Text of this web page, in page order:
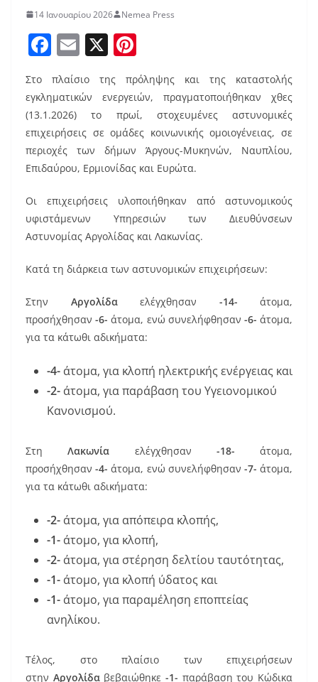
14 Ιανουαρίου 2026 Nemea Press
F
a
c
e
b
o
o
k
E
ai
X
nt
er
e
st
Στο πλαίσιο της πρόληψης και της καταστολής
εγκληματικών ενεργειών, πραγματοποιήθηκαν χθες
(13.1.2026) το πρωί, στοχευμένες αστυνομικές
επιχειρήσεις σε ομάδες κοινωνικής ομοιογένειας, σε
περιοχές των δήμων Άργους-Μυκηνών, Ναυπλίου,
Επιδαύρου, Ερμιονίδας και Ευρώτα.
Οι επιχειρήσεις υλοποιήθηκαν από αστυνομικούς
υφιστάμενων Υπηρεσιών των Διευθύνσεων
Αστυνομίας Αργολίδας και Λακωνίας.
Κατά τη διάρκεια των αστυνομικών επιχειρήσεων:
Στην Αργολίδαελέγχθησαν -14- άτομα,
προσήχθησαν-6- άτομα, ενώ συνελήφθησαν -6- άτομα,
για τα κάτωθι αδικήματα:
-4- άτομα, για κλοπή ηλεκτρικής ενέργειας και
-2- άτομα, για παράβαση του Υγειονομικού
Κανονισμού.
ΣτηΛακωνία ελέγχθησαν -18- άτομα,
προσήχθησαν -4-άτομα, ενώ συνελήφθησαν -7-άτομα,
για τα κάτωθι αδικήματα:
-2- άτομα, για απόπειρα κλοπής,
-1- άτομο, για κλοπή,
-2- άτομα, για στέρηση δελτίου ταυτότητας,
-1- άτομο, για κλοπή ύδατος και
-1- άτομο, για παραμέληση εποπτείας
ανηλίκου.
Τέλος, στο πλαίσιο των επιχειρήσεων
στην Αργολίδα βεβαιώθηκε -1- παράβαση του Κώδικα